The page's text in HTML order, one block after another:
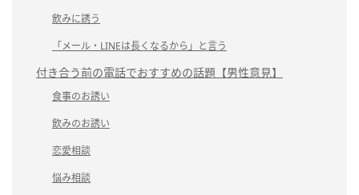
飲みに誘う
「メール・LINEは長くなるから」と言う
付き合う前の電話でおすすめの話題【男性意見】
食事のお誘い
飲みのお誘い
恋愛相談
悩み相談